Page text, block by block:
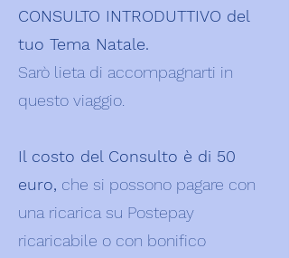
CONSULTO INTRODUTTIVO del
tuo Tema Natale.
Sarò lieta di accompagnarti in
questo viaggio.
Il costo del Consulto è di 50
euro, che si possono pagare con
una ricarica su Postepay
ricaricabile o con bonifico